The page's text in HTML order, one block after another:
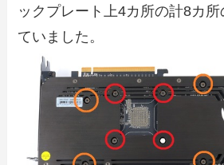
ックプレート上4カ所の計8カ
ていました。